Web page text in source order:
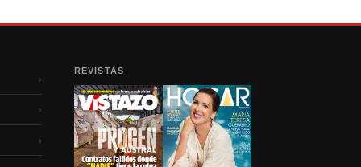
›
›
›
REVISTAS